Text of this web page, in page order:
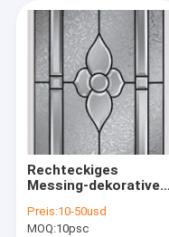
Rechteckiges
Messing-dekoratives
Rand 1000mm IGCC
Preis:10-50usd
MOQ:10psc